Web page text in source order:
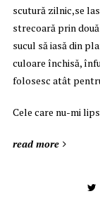
scutură zilnic,se
strecoară prin
sucul să iasă din
culoare închisă,
folosesc atât
Cele care nu-mi
read more